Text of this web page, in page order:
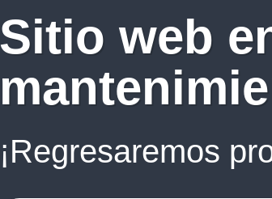
Sitio web
¡Regresaremos